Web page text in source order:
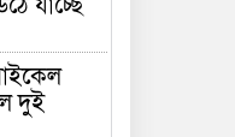
যাচ্ছে
দুই